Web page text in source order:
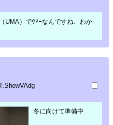
UMA）でｳﾏｰなんですね、わか
冬に向けて準備中